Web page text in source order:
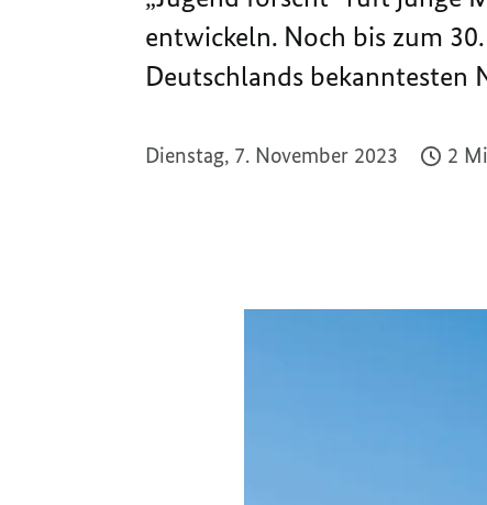
entwickeln. Noch bis zum
Deutschlands bekanntesten
Dienstag, 7. November 2023 2